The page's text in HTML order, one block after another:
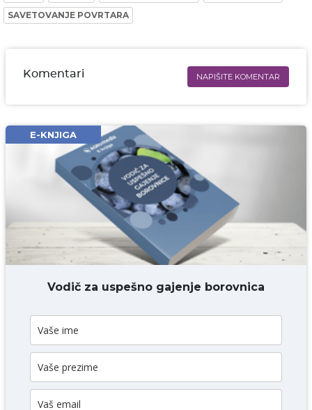
SAVETOVANJE POVRTARA
Komentari NAPIŠITE KOMENTAR
Email* obavezno
Komentar* obavezno
DODAJ KOMENTAR
E-KNJIGA
Vodič za uspešno gajenje borovnica